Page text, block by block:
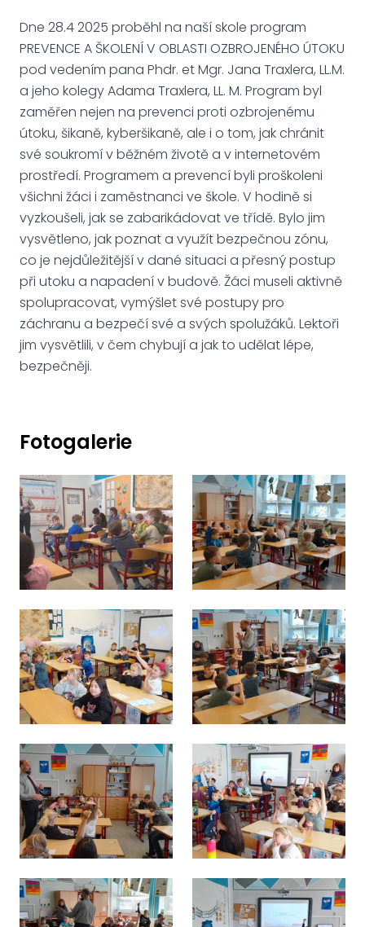
Dne 28.4 2025 proběhl na naší skole program
PREVENCE A ŠKOLENÍ V OBLASTI OZBROJENÉHO ÚTOKU
pod vedením pana Phdr. et Mgr. Jana Traxlera, LL.M.
a jeho kolegy Adama Traxlera, LL. M. Program byl
zaměřen nejen na prevenci proti ozbrojenému
útoku, šikaně, kyberšikaně, ale i o tom, jak chránit
své soukromí v běžném životě a v internetovém
prostředí. Programem a prevencí byli proškoleni
všichni žáci i zaměstnanci ve škole. V hodině si
vyzkoušeli, jak se zabarikádovat ve třídě. Bylo jim
vysvětleno, jak poznat a využít bezpečnou zónu,
co je nejdůležitější v dané situaci a přesný postup
při utoku a napadení v budově. Žáci museli aktivně
spolupracovat, vymýšlet své postupy pro
záchranu a bezpečí své a svých spolužáků. Lektoři
jim vysvětlili, v čem chybují a jak to udělat lépe,
bezpečněji.
Fotogalerie